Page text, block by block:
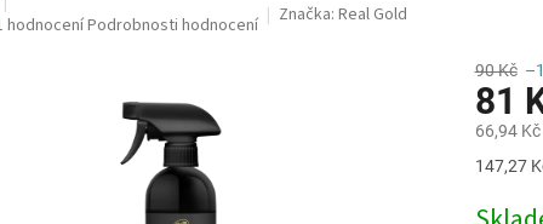
hodnoceníPodrobnosti hodnocení Značka: Real Gold
90 Kč
81
66,94
Měrná
147,27